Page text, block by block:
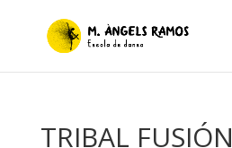
TRIBAL FUSIÓN